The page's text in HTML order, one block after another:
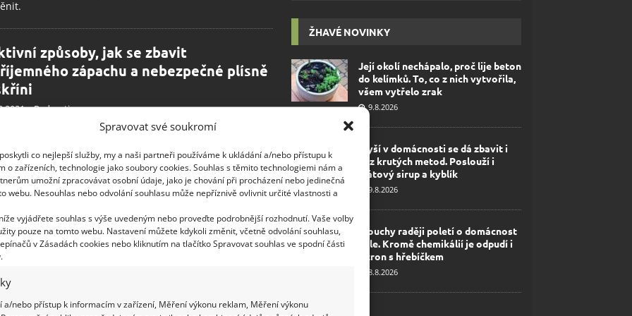
Spravovat své soukromí
co nejlepší služby, my a naši partneři používáme k ukládání a/nebo přístupu k
o zařízeních, technologie jako soubory cookies. Souhlas s těmito technologiemi nám a
umožní zpracovávat osobní údaje, jako je chování při procházení nebo jedinečná
webu. Nesouhlas nebo odvolání souhlasu může nepříznivě ovlivnit určité vlastnosti a
vyjádřete souhlas s výše uvedeným nebo proveďte podrobnější rozhodnutí. Vaše volby
pouze na tomto webu. Nastavení můžete kdykoli změnit, včetně odvolání souhlasu,
v Zásadách cookies nebo kliknutím na tlačítko Spravovat souhlas ve spodní části
a/nebo přístup k informacím v zařízení, Měření výkonu reklam, Měření výkonu
způsoby, jak se zbavit
zápachu a nebezpečné plísně
Rady a tipy
nejobtížnější složky, které mohou napadnout vaši šatní
nepříjemného problému zbavit.
minimalismus nejen v interiéru,
šatníku aneb capsule wardrobe
Rady a tipy
nosí opravdu zřídka a vůbec nic by se nestalo, kdyby
postavíte před svou šatní skříň, otevřete ji a hned
ŽHAVÉ NOVINKY
Její okolí nechápalo, proč lije beton
do kelímků. To, co z nich vytvořila,
všem vytřelo zrak
9.8.2026
Myší v domácnosti se dá zbavit i
bez krutých metod. Poslouží i
mátový sirup a kyblík
9.8.2026
Mouchy raději poletí o domácnost
dále. Kromě chemikálií je odpudí i
citron s hřebíčkem
8.8.2026